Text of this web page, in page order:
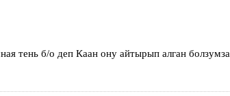
тень б/о деп Каан ону айтырып алган болзумза